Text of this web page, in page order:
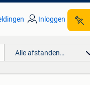
Inloggen
Alle afstanden…